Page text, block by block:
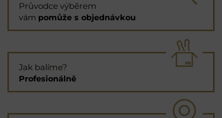
Průvodce výběrem
vám pomůže s objednávkou
Jak balíme?
Profesionálně